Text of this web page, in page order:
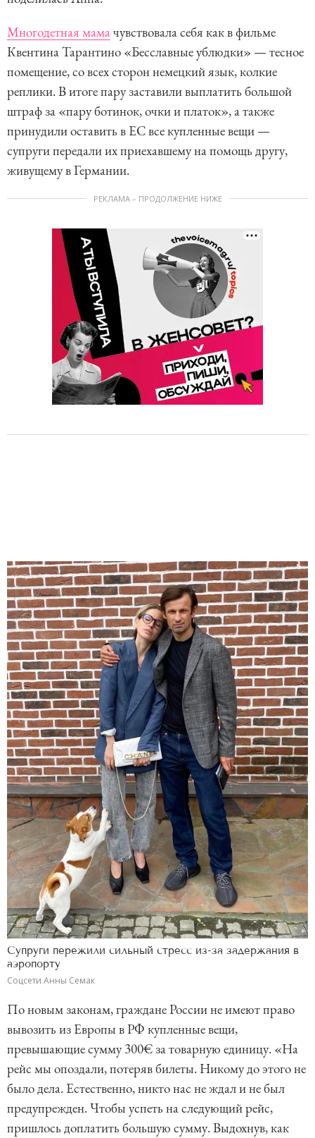
Многодетная мамачувствовала себя как в фильме
Квентина Тарантино «Бесславные ублюдки» — тесное
помещение, со всех сторон немецкий язык, колкие
реплики. В итоге пару заставили выплатить большой
штраф за «пару ботинок, очки и платок», а также
принудили оставить в ЕС все купленные вещи —
супруги передали их приехавшему на помощь другу,
живущему в Германии.
РЕКЛАМА – ПРОДОЛЖЕНИЕ НИЖЕ
Супруги пережили сильный стресс из-за задержания в
аэропорту
Соцсети Анны Семак
По новым законам, граждане России не имеют право
вывозить из Европы в РФ купленные вещи,
превышающие сумму 300€ за товарную единицу. «На
рейс мы опоздали, потеряв билеты. Никому до этого не
было дела. Естественно, никто нас не ждал и не был
предупрежден. Чтобы успеть на следующий рейс,
пришлось доплатить большую сумму. Выдохнув, как